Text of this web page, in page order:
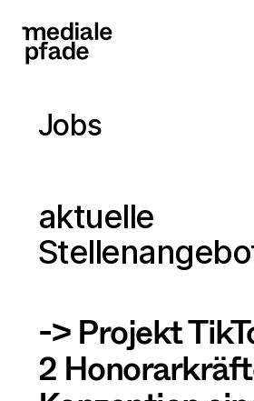
Jobs
aktuelle
->Projekt
2